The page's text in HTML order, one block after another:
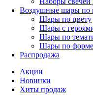
Воздушные шары по
Шары по цвету
Шары с
Шары по
Шары по форме
Распродажа
Акции
Новинки
Хиты продаж